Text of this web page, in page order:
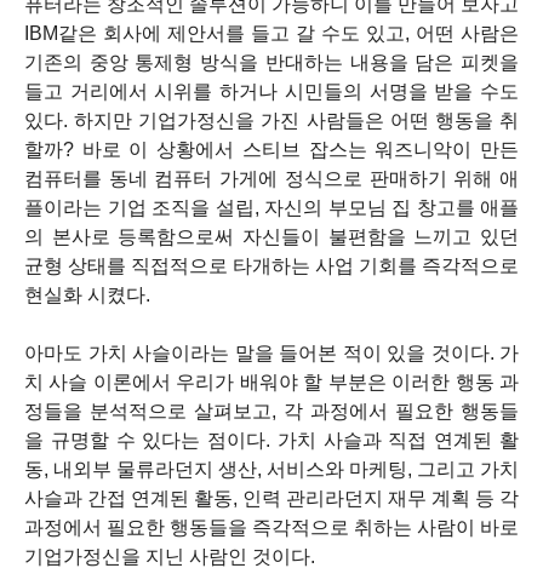
퓨터라는 창조적인 솔루션이 가능하니 이를 만들어 보자고
IBM같은 회사에 제안서를 들고 갈 수도 있고, 어떤 사람은
기존의 중앙 통제형 방식을 반대하는 내용을 담은 피켓을
들고 거리에서 시위를 하거나 시민들의 서명을 받을 수도
있다. 하지만 기업가정신을 가진 사람들은 어떤 행동을 취
할까? 바로 이 상황에서 스티브 잡스는 워즈니악이 만든
컴퓨터를 동네 컴퓨터 가게에 정식으로 판매하기 위해 애
플이라는 기업 조직을 설립, 자신의 부모님 집 창고를 애플
의 본사로 등록함으로써 자신들이 불편함을 느끼고 있던
균형 상태를 직접적으로 타개하는 사업 기회를 즉각적으로
현실화 시켰다.
아마도 가치 사슬이라는 말을 들어본 적이 있을 것이다. 가
치 사슬 이론에서 우리가 배워야 할 부분은 이러한 행동 과
정들을 분석적으로 살펴보고, 각 과정에서 필요한 행동들
을 규명할 수 있다는 점이다. 가치 사슬과 직접 연계된 활
동, 내외부 물류라던지 생산, 서비스와 마케팅, 그리고 가치
사슬과 간접 연계된 활동, 인력 관리라던지 재무 계획 등 각
과정에서 필요한 행동들을 즉각적으로 취하는 사람이 바로
기업가정신을 지닌 사람인 것이다.